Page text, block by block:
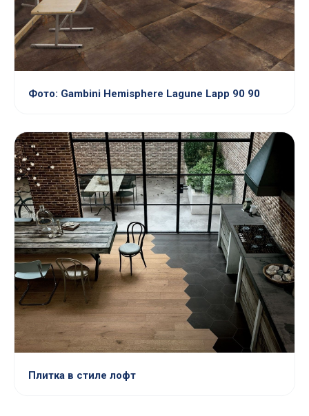
Фото: Gambini Hemisphere Lagune Lapp 90 90
Плитка в стиле лофт